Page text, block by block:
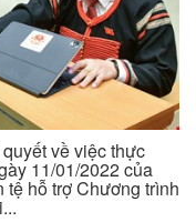
về việc thực
11/01/2022 của
tệ hỗ trợ Chương trình